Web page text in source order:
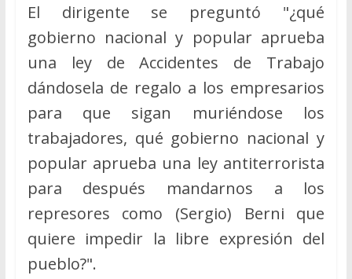
El dirigente se preguntó "¿qué
gobierno nacional y popular aprueba
una ley de Accidentes de Trabajo
dándosela de regalo a los empresarios
para que sigan muriéndose los
trabajadores, qué gobierno nacional y
popular aprueba una ley antiterrorista
para después mandarnos a los
represores como (Sergio) Berni que
quiere impedir la libre expresión del
pueblo?".